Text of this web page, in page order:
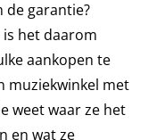
de garantie?
het daarom
aankopen te
muziekwinkel met
weet waar ze het
en wat ze